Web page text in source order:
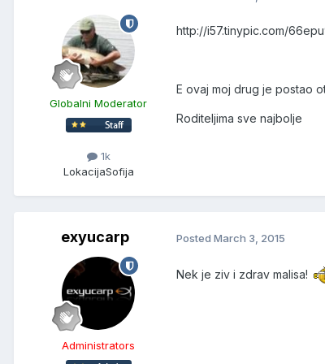
Globalni Moderator
1k
LokacijaSofija
http://i57.tinypic.com/
E ovaj moj drug je postao
Roditeljima sve najbolje
exyucarp
Administrators
Posted March 3, 2015
Nek je ziv i zdrav malisa!